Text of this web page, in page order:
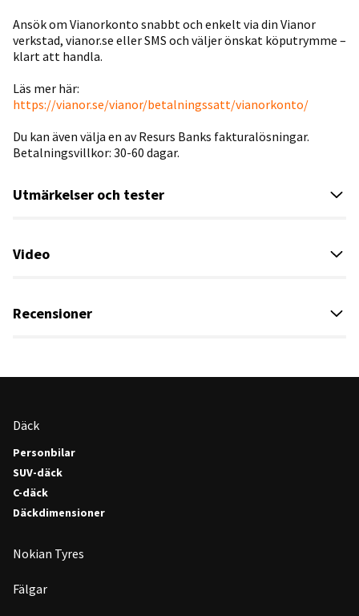
Ansök om Vianorkonto snabbt och enkelt via din Vianor
verkstad, vianor.se eller SMS och väljer önskat köputrymme –
klart att handla.
Läs mer här:
https://vianor.se/vianor/betalningssatt/vianorkonto/
Du kan även välja en av Resurs Banks fakturalösningar.
Betalningsvillkor: 30-60 dagar.
Utmärkelser och tester
Video
Recensioner
Däck
Personbilar
SUV-däck
C-däck
Däckdimensioner
Nokian Tyres
Fälgar